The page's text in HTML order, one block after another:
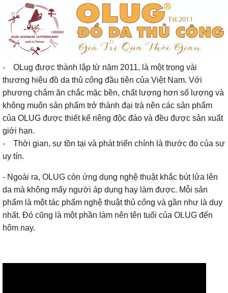
- OLug được thành lập từ năm 2011, là một trong vài
thương hiệu đồ da thủ công đầu tiên của Việt Nam. Với
phương châm ăn chắc mặc bền, chất lượng hơn số lượng và
không muốn sản phẩm trở thành đại trà nên các sản phẩm
của OLUG được thiết kế riêng độc đáo và đều được sản xuất
giới hạn.
- Thời gian, sự tồn tại và phát triển chính là thước đo của sự
uy tín.
- Ngoài ra, OLUG còn ứng dụng nghệ thuật khắc bút lửa lên
da mà không mấy người áp dụng hay làm được. Mỗi sản
phẩm là một tác phẩm nghệ thuật thủ công và gần như là duy
nhất. Đó cũng là một phần làm nên tên tuổi của OLUG đến
hôm nay.